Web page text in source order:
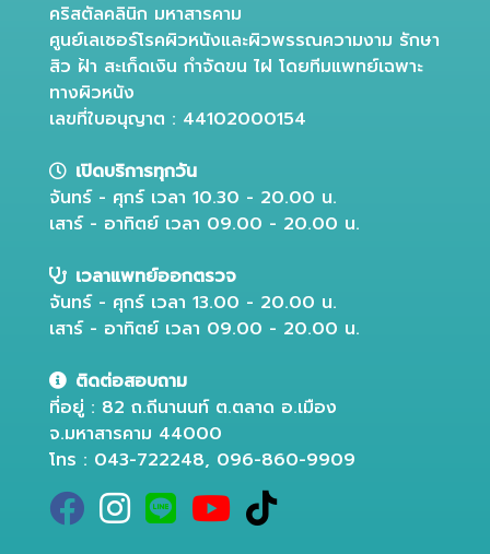
คริสตัลคลินิก มหาสารคาม
ศูนย์เลเซอร์โรคผิวหนังและผิวพรรณความงาม รักษา
สิว ฝ้า สะเก็ดเงิน กำจัดขน ไฝ โดยทีมแพทย์เฉพาะ
ทางผิวหนัง
เลขที่ใบอนุญาต : 44102000154
เปิดบริการทุกวัน
จันทร์ - ศุกร์ เวลา 10.30 - 20.00 น.
เสาร์ - อาทิตย์ เวลา 09.00 - 20.00 น.
เวลาแพทย์ออกตรวจ
จันทร์ - ศุกร์ เวลา 13.00 - 20.00 น.
เสาร์ - อาทิตย์ เวลา 09.00 - 20.00 น.
ติดต่อสอบถาม
ที่อยู่ : 82 ถ.ถีนานนท์ ต.ตลาด อ.เมือง
จ.มหาสารคาม 44000
โทร : 043-722248, 096-860-9909